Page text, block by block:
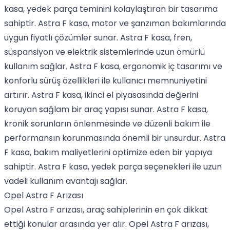
kasa, yedek parça teminini kolaylaştıran bir tasarıma
sahiptir. Astra F kasa, motor ve şanzıman bakımlarında
uygun fiyatlı çözümler sunar. Astra F kasa, fren,
süspansiyon ve elektrik sistemlerinde uzun ömürlü
kullanım sağlar. Astra F kasa, ergonomik iç tasarımı ve
konforlu sürüş özellikleri ile kullanıcı memnuniyetini
artırır. Astra F kasa, ikinci el piyasasında değerini
koruyan sağlam bir araç yapısı sunar. Astra F kasa,
kronik sorunların önlenmesinde ve düzenli bakım ile
performansın korunmasında önemli bir unsurdur. Astra
F kasa, bakım maliyetlerini optimize eden bir yapıya
sahiptir. Astra F kasa, yedek parça seçenekleri ile uzun
vadeli kullanım avantajı sağlar.
Opel Astra F Arızası
Opel Astra F arızası, araç sahiplerinin en çok dikkat
ettiği konular arasında yer alır. Opel Astra F arızası,